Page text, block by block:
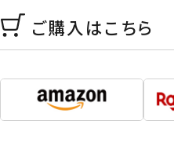
ご購入はこちら